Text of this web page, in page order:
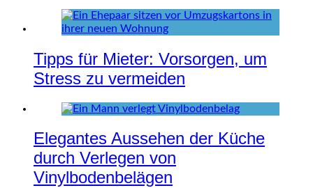
Tipps für Mieter: Vorsorgen, um
Stress zu vermeiden
Elegantes Aussehen der Küche
durch Verlegen von
Vinylbodenbelägen